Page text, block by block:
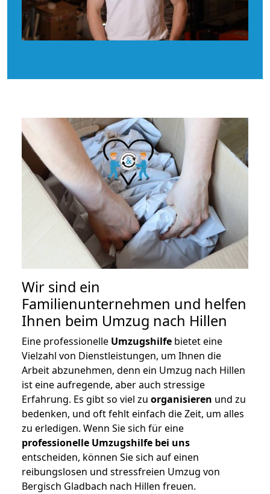
Wir sind ein
Familienunternehmen und helfen
Ihnen beim Umzug nach Hillen
Eine professionelle Umzugshilfe bietet eine
Vielzahl von Dienstleistungen, um Ihnen die
Arbeit abzunehmen, denn ein Umzug nach Hillen
ist eine aufregende, aber auch stressige
Erfahrung. Es gibt so viel zu organisieren und zu
bedenken, und oft fehlt einfach die Zeit, um alles
zu erledigen. Wenn Sie sich für eine
professionelle Umzugshilfe bei uns
entscheiden, können Sie sich auf einen
reibungslosen und stressfreien Umzug von
Bergisch Gladbach nach Hillen freuen.